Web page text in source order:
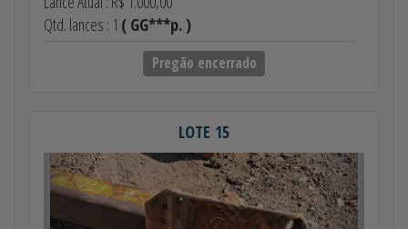
Qtd. lances : 1 ( GG***p. )
Pregão encerrado
LOTE 15
Anterior Próximo